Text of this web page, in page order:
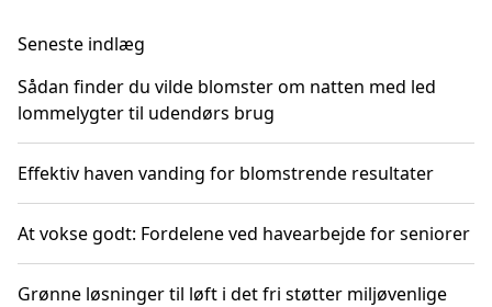
Seneste indlæg
Sådan finder du vilde blomster om natten med led
lommelygter til udendørs brug
Effektiv haven vanding for blomstrende resultater
At vokse godt: Fordelene ved havearbejde for seniorer
Grønne løsninger til løft i det fri støtter miljøvenlige